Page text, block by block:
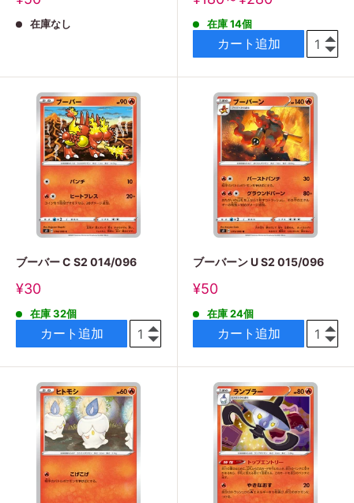
価
在庫なし
価在庫 14個
カート追加
ブーバー C S2 014/096
販
価
¥30
在庫 32個
カート追加
ブーバーン U S2 015/096
販
価
¥50
在庫 24個
カート追加